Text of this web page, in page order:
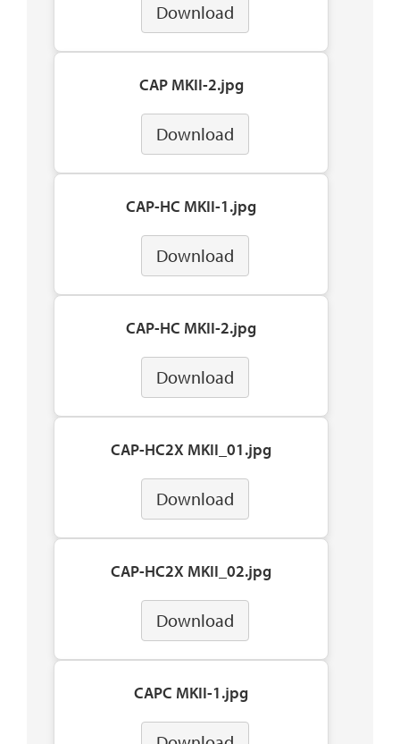
Download
CAP MKII-2.jpg
Download
CAP-HC MKII-1.jpg
Download
CAP-HC MKII-2.jpg
Download
CAP-HC2X MKII_01.jpg
Download
CAP-HC2X MKII_02.jpg
Download
CAPC MKII-1.jpg